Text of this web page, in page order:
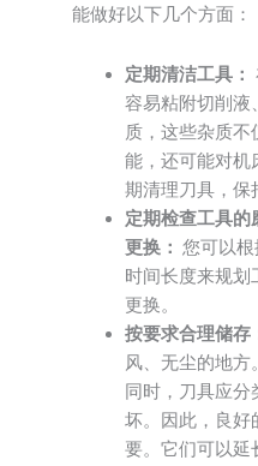
能做好以下几个方面：
定期清洁工具：
容易粘附切削液
质，这些杂质不
能，还可能对机
期清理刀具，保
定期检查工具的
更换： 您可以
时间长度来规划
更换。
按要求合理储存
风、无尘的地方
同时，刀具应分
坏。因此，良好
要。它们可以延